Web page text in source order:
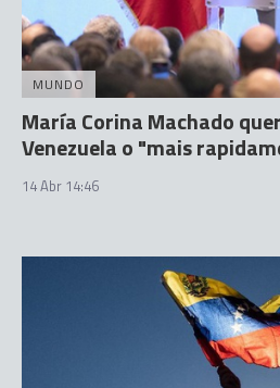
MUNDO
María Corina Machado
Venezuela o "mais
14 Abr 14:46